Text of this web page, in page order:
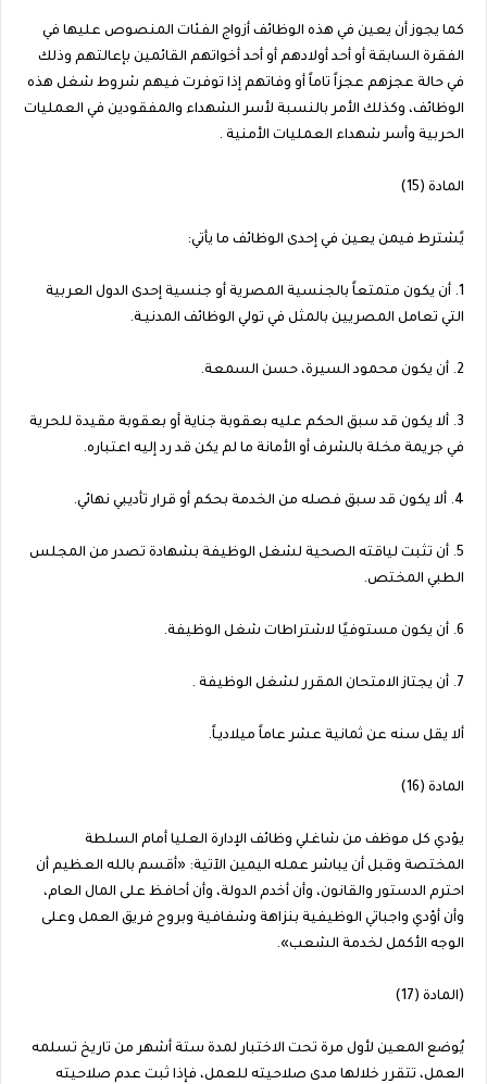
كما يجوز أن يعين في هذه الوظائف أزواج الفئات المنصوص عليها في
الفقرة السابقة أو أحد أولادهم أو أحد أخواتهم القائمين بإعالتهم وذلك
في حالة عجزهم عجزاً تاماً أو وفاتهم إذا توفرت فيهم شروط شغل هذه
الوظائف، وكذلك الأمر بالنسبة لأسر الشهداء والمفقودين في العمليات
الحربية وأسر شهداء العمليات الأمنية .
المادة (15)
يًشترط فيمن يعين في إحدى الوظائف ما يأتي:
1. أن يكون متمتعاً بالجنسية المصرية أو جنسية إحدى الدول العربية
التي تعامل المصريين بالمثل في تولي الوظائف المدنيـة.
2. أن يكون محمود السيرة، حسن السمعة.
3. ألا يكون قد سبق الحكم عليه بعقوبة جناية أو بعقوبة مقيدة للحرية
في جريمة مخلة بالشرف أو الأمانة ما لم يكن قد رد إليه اعتباره.
4. ألا يكون قد سبق فصله من الخدمة بحكم أو قرار تأديبي نهائي.
5. أن تثبت لياقته الصحية لشغل الوظيفة بشهادة تصدر من المجلس
الطبي المختص.
6. أن يكون مستوفيًا لاشتراطات شغل الوظيفة.
7. أن يجتاز الامتحان المقرر لشغل الوظيفة .
ألا يقل سنه عن ثمانية عشر عاماً ميلاديـاً.
المادة (16)
يؤدي كل موظف من شاغلي وظائف الإدارة العليا أمام السلطة
المختصة وقبل أن يباشر عمله اليمين الآتية: «أقسم بالله العظيم أن
احترم الدستور والقانون، وأن أخدم الدولة، وأن أحافظ على المال العام،
وأن أؤدي واجباتي الوظيفية بنزاهة وشفافية وبروح فريق العمل وعلى
الوجه الأكمل لخدمة الشعب».
(المادة (17)
يُوضع المعين لأول مرة تحت الاختبار لمدة ستة أشهر من تاريخ تسلمه
العمل، تتقرر خلالها مدى صلاحيته للعمل، فإذا ثبت عدم صلاحيته